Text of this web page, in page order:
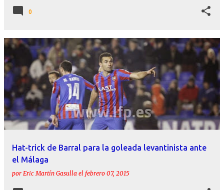
0
Hat-trick de Barral para la goleada levantinista ante
el Málaga
por Eric Martín Gasulla el febrero 07, 2015